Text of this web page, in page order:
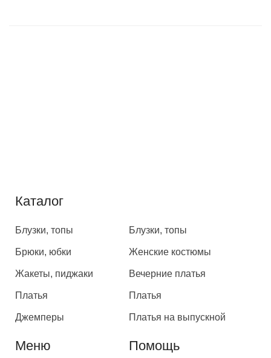
Каталог
Блузки, топы
Брюки, юбки
Жакеты, пиджаки
Платья
Джемперы
Блузки, топы
Женские костюмы
Вечерние платья
Платья
Платья на выпускной
Меню Помощь